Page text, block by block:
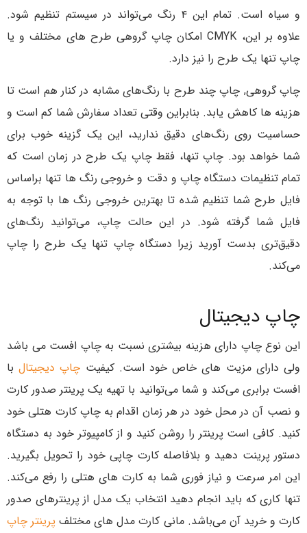
و سیاه است. تمام این ۴ رنگ می‌تواند در سیستم تنظیم شود.
علاوه بر این، CMYK امکان چاپ گروهی طرح های مختلف و یا
چاپ تنها یک طرح را نیز دارد.
چاپ گروهی, چاپ چند طرح با رنگ‌های مشابه در کنار هم است تا
هزینه ها کاهش یابد. بنابراین وقتی تعداد سفارش شما کم است و
حساسیت روی رنگ‌های دقیق ندارید، این یک گزینه خوب برای
شما خواهد بود. چاپ تنها، فقط چاپ یک طرح در زمان است که
تمام تنظیمات دستگاه چاپ و دقت و خروجی رنگ ها تنها براساس
فایل طرح شما تنظیم شده تا بهترین خروجی رنگ ها با توجه به
فایل شما گرفته شود. در این حالت چاپ، می‌توانید رنگ‌های
دقیق‌تری بدست آورید زیرا دستگاه چاپ تنها یک طرح را چاپ
می‌کند.
چاپ دیجیتال
این نوع چاپ دارای هزینه بیشتری نسبت به چاپ افست می باشد
ولی دارای مزیت های خاص خود است. کیفیت چاپ دیجیتالبا
افست برابری می‌کند و شما می‌توانید با تهیه یک پرینتر صدور کارت
و نصب آن در محل خود در هر زمان اقدام به چاپ کارت هتلی خود
کنید. کافی است پرینتر را روشن کنید و از کامپیوتر خود به دستگاه
دستور پرینت دهید و بلافاصله کارت چاپی خود را تحویل بگیرید.
این امر سرعت و نیاز فوری شما به کارت های هتلی را رفع می‌کند.
تنها کاری که باید انجام دهید انتخاب یک مدل از پرینترهای صدور
کارت و خرید آن می‌باشد. مانی کارت مدل های مختلف پرینتر چاپ